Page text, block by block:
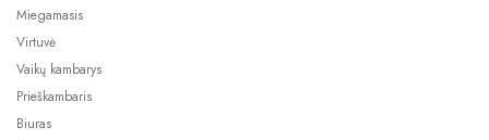
Miegamasis
Virtuvė
Vaikų kambarys
Prieškambaris
Biuras